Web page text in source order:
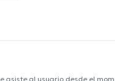
asiste al usuario desde el